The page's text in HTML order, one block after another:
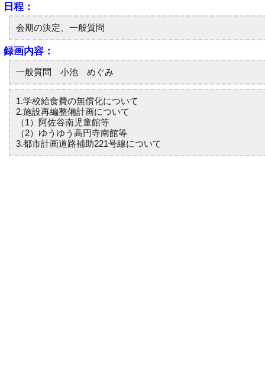
日程：
会期の決定、一般質問
録画内容：
一般質問 小池 めぐみ
1.学校給食費の無償化について
2.施設再編整備計画について
（1）阿佐谷南児童館等
（2）ゆうゆう高円寺南館等
3.都市計画道路補助221号線について